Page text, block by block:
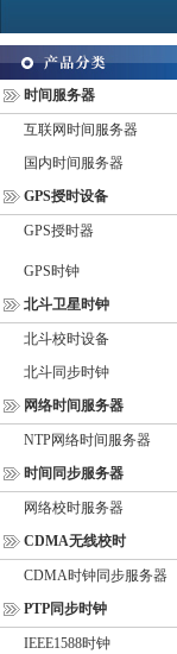
时间服务器
互联网时间服务器
国内时间服务器
GPS授时设备
GPS授时器
GPS时钟
北斗卫星时钟
北斗校时设备
北斗同步时钟
网络时间服务器
NTP网络时间服务器
时间同步服务器
网络校时服务器
CDMA无线校时
CDMA时钟同步服务器
PTP同步时钟
IEEE1588时钟